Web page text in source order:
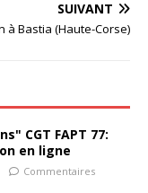
SUIVANT
à Bastia (Haute-Corse)
CGT FAPT 77:
en ligne
Commentaires